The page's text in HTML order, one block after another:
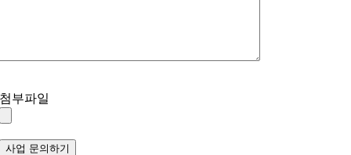
첨부파일